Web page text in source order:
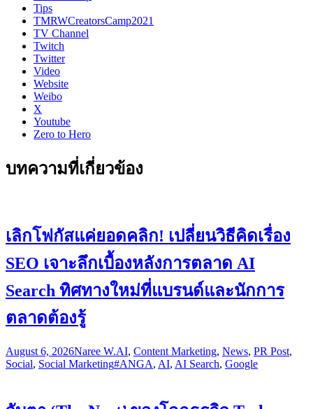
Tips
TMRWCreatorsCamp2021
TV Channel
Twitch
Twitter
Video
Website
Weibo
X
Youtube
Zero to Hero
บทความที่เกี่ยวข้อง
เลิกโฟกัสแค่ยอดคลิก! เปลี่ยนวิธีคิดเรื่อง
SEO เจาะลึกเบื้องหลังการตลาด AI
Search ทิศทางใหม่ที่แบรนด์และนักการ
ตลาดต้องรู้
August 6, 2026Naree W.AI, Content Marketing, News, PR Post,
Social, Social Marketing#ANGA, AI, AI Search, Google